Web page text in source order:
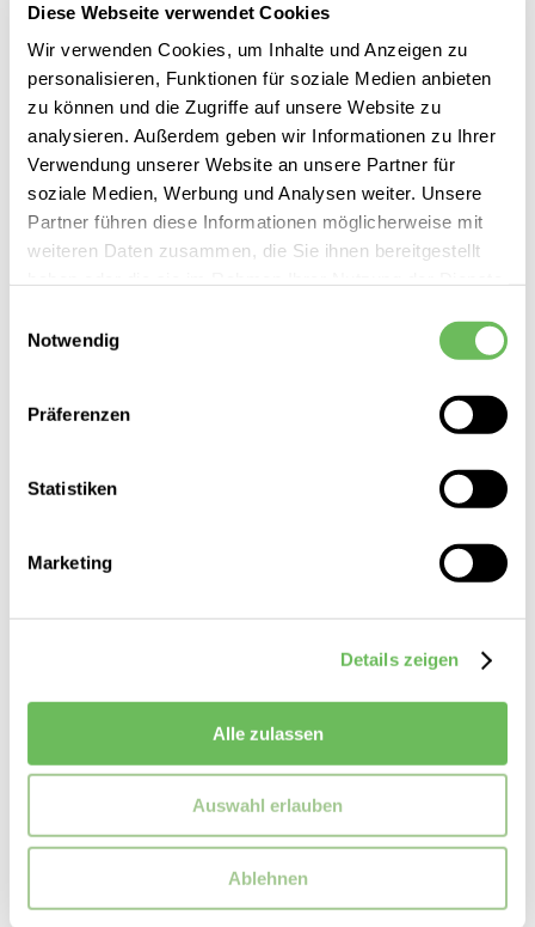
Diese Webseite verwendet Cookies
Wir verwenden Cookies, um Inhalte und Anzeigen zu
personalisieren, Funktionen für soziale Medien anbieten
zu können und die Zugriffe auf unsere Website zu
analysieren. Außerdem geben wir Informationen zu Ihrer
Verwendung unserer Website an unsere Partner für
soziale Medien, Werbung und Analysen weiter. Unsere
Partner führen diese Informationen möglicherweise mit
weiteren Daten zusammen, die Sie ihnen bereitgestellt
Notwendig
Präferenzen
Statistiken
Marketing
Details zeigen
Alle zulassen
Auswahl erlauben
Ablehnen
YaYa
Damen T-Shirt
69,95 €
34,99 €
Damen Tshirt 3-Streifen Baby